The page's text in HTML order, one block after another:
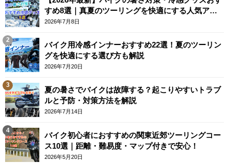
すめ8選｜真夏のツーリングを快適にする人気アイ
テム
2026年7月8日
バイク用冷感インナーおすすめ22選！夏のツーリン
グを快適にする選び方も解説
2026年7月20日
夏の暑さでバイクは故障する？起こりやすいトラブ
ルと予防・対策方法を解説
2026年7月14日
バイク初心者におすすめの関東近郊ツーリングコー
ス10選｜距離・難易度・マップ付きで安心！
2026年5月20日